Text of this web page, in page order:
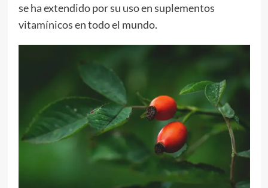
se ha extendido por su uso en suplementos
vitamínicos en todo el mundo.